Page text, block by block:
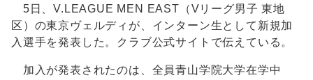
5日、V.LEAGUE MEN EAST（Vリーグ男子 東地
区）の東京ヴェルディが、インターン生として新規加
入選手を発表した。クラブ公式サイトで伝えている。
加入が発表されたのは、全員青山学院大学在学中